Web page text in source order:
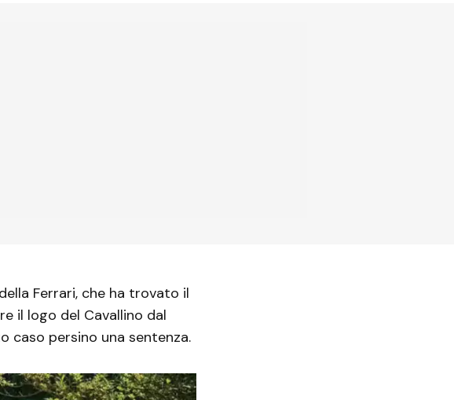
Ferrari, che ha trovato il
il logo del Cavallino dal
caso persino una sentenza.